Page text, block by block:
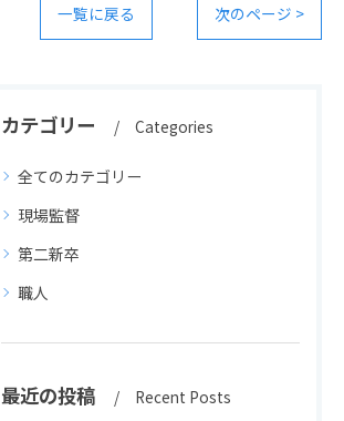
一覧に戻る 次のページ >
カテゴリー Categories
全てのカテゴリー
現場監督
第二新卒
職人
最近の投稿 Recent Posts